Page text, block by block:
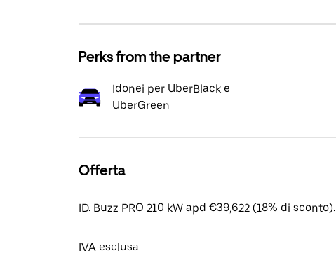
Perks from the partner
Idonei per UberBlack e
UberGreen
Offerta
ID. Buzz PRO 210 kW apd €39,622 (18% di sconto).
IVA esclusa.